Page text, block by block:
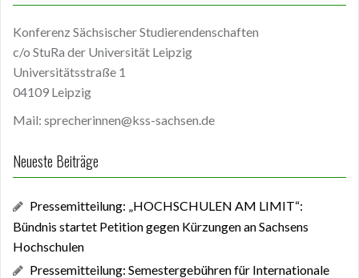
Konferenz Sächsischer Studierendenschaften
c/o StuRa der Universität Leipzig
Universitätsstraße 1
04109 Leipzig
Mail: sprecherinnen@kss-sachsen.de
Neueste Beiträge
Pressemitteilung: „HOCHSCHULEN AM LIMIT“:
Bündnis startet Petition gegen Kürzungen an Sachsens
Hochschulen
Pressemitteilung: Semestergebühren für Internationale